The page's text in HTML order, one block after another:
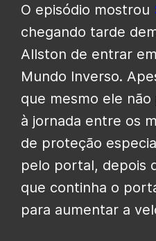
O episódio mostrou
chegando tarde
Allston de entrar
Mundo Inverso.
que mesmo ele
à jornada entre os
de proteção
pelo portal, depois
que continha o
para aumentar a